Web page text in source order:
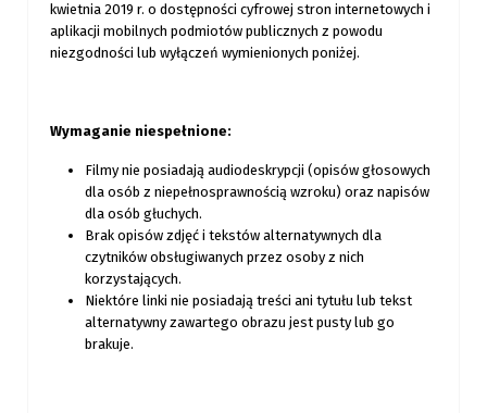
kwietnia 2019 r. o dostępności cyfrowej stron internetowych i
aplikacji mobilnych podmiotów publicznych z powodu
niezgodności lub wyłączeń wymienionych poniżej.
Wymaganie niespełnione:
Filmy nie posiadają audiodeskrypcji (opisów głosowych
dla osób z niepełnosprawnością wzroku) oraz napisów
dla osób głuchych.
Brak opisów zdjęć i tekstów alternatywnych dla
czytników obsługiwanych przez osoby z nich
korzystających.
Niektóre linki nie posiadają treści ani tytułu lub tekst
alternatywny zawartego obrazu jest pusty lub go
brakuje.